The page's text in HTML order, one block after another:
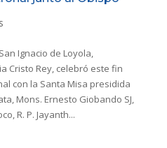
Ignacio de Loyola,
Cristo Rey, celebró este fin
con la Santa Misa presidida
Mons. Ernesto Giobando SJ,
R. P. Jayanth...